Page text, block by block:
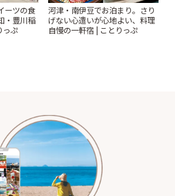
ーツの食
・豊川稲
っぷ
河津・南伊豆でお泊まり。さり
げない心遣いが心地よい、料理
自慢の一軒宿 | ことりっぷ